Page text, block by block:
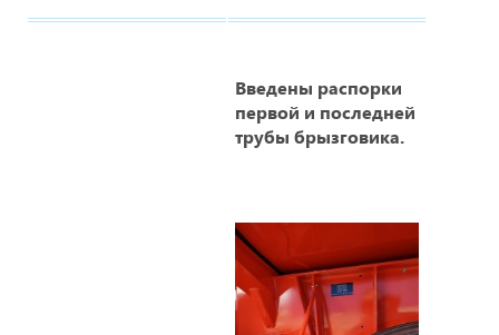
Введены распорки
первой и последней
трубы брызговика.